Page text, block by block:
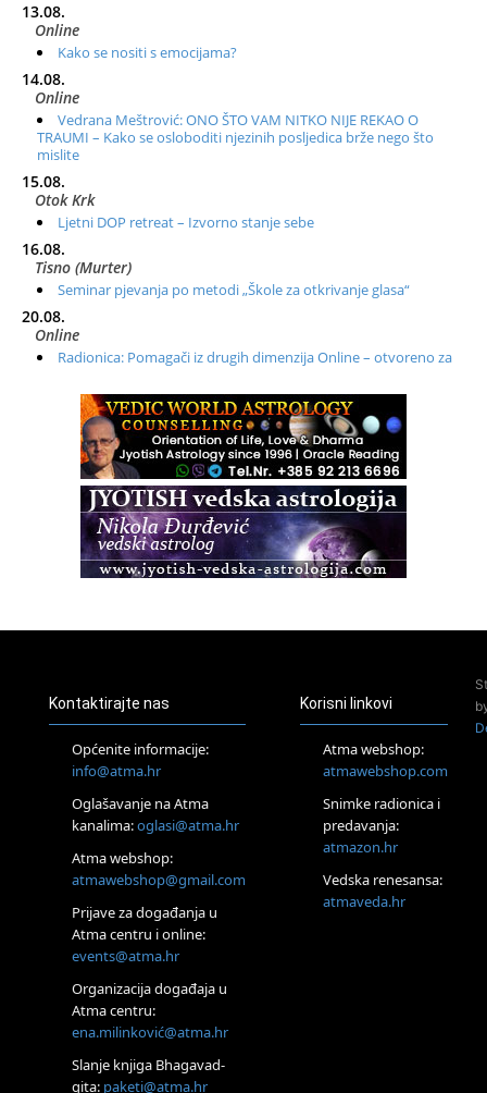
13.08.
Online
Kako se nositi s emocijama?
14.08.
Online
Vedrana Meštrović: ONO ŠTO VAM NITKO NIJE REKAO O
TRAUMI – Kako se osloboditi njezinih posljedica brže nego što
mislite
15.08.
Otok Krk
Ljetni DOP retreat – Izvorno stanje sebe
16.08.
Tisno (Murter)
Seminar pjevanja po metodi „Škole za otkrivanje glasa“
20.08.
Online
Radionica: Pomagači iz drugih dimenzija Online – otvoreno za
Zagreb+Online
Osnovni ThetaHealing® tečaj, Zagreb i Online
Zagreb
Osnovna radionica za izscjeljivanje pranom (Basic Pranic
Healing course)
Access BARS®, otpusti stres
Pjesma srca / Zagreb
Tečaj Višeg Vodstva, razvijanja intuicije i Akaša zapisa
Online
Upisi u program Profesionalni hipnoterapeut — nova
Online
Postanite Nositelj Vibracije Nove Zemlje
Visoko
Alemka Dauskardt – Jednodnevna radionica sistemskih
konstelacija
Zagreb
HOD PO ŽERAVICI – Seminar koji mijenja tijelo, duh i um
SoulFest – Festival glazbe, mudrosti i zajedništva
Kontaktirajte nas
Općenite informacije:
info@atma.hr
Oglašavanje na Atma
kanalima:oglasi@atma.hr
Atma webshop:
atmawebshop@gmail.com
Prijave za događanja u
Atma centru i online:
events@atma.hr
Organizacija događaja u
Atma centru:
ena.milinković@atma.hr
Slanje knjiga Bhagavad-
gita: paketi@atma.hr
Korisni linkovi
Atma webshop:
atmawebshop.com
Snimke radionica i
predavanja:
atmazon.hr
Vedska renesansa:
atmaveda.hr